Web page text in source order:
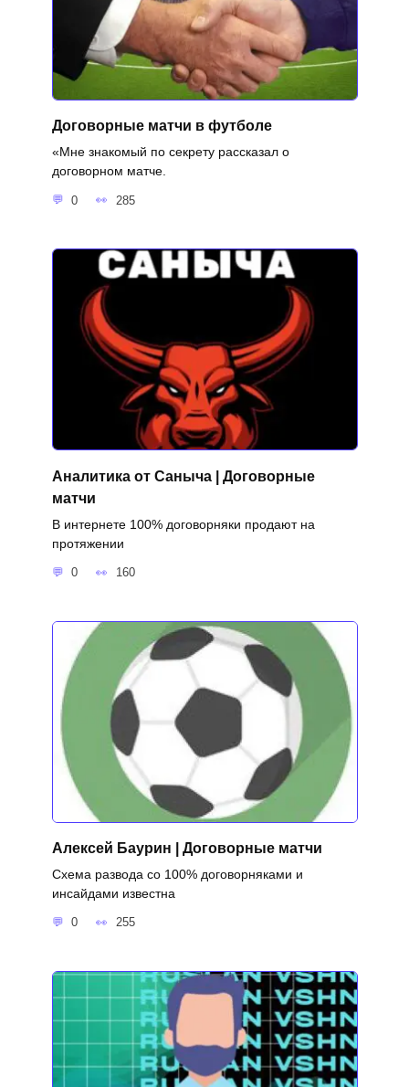
Договорные матчи в футболе
«Мне знакомый по секрету рассказал о
договорном матче.
0 285
Аналитика от Саныча | Договорные
матчи
В интернете 100% договорняки продают на
протяжении
0 160
Алексей Баурин | Договорные матчи
Схема развода со 100% договорняками и
инсайдами известна
0 255